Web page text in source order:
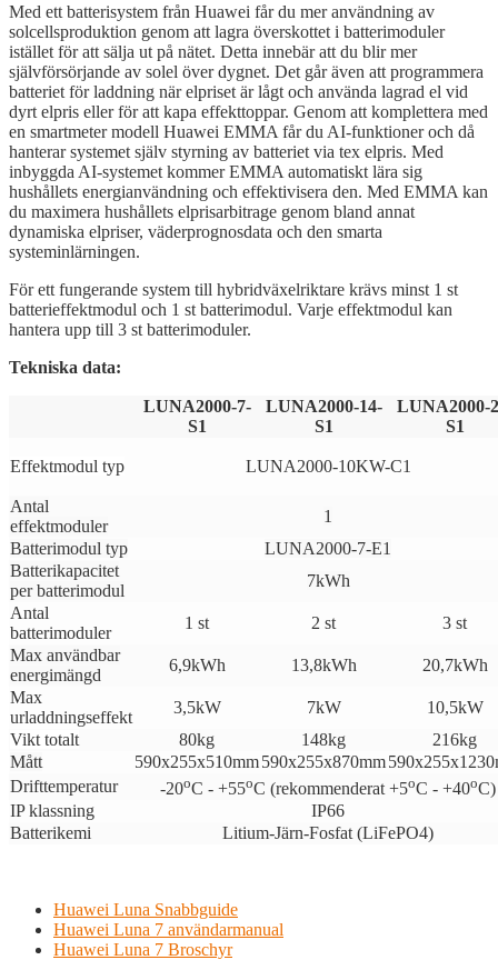
Med ett batterisystem från Huawei får du mer användning av
solcellsproduktion genom att lagra överskottet i batterimoduler
istället för att sälja ut på nätet. Detta innebär att du blir mer
självförsörjande av solel över dygnet. Det går även att programmera
batteriet för laddning när elpriset är lågt och använda lagrad el vid
dyrt elpris eller för att kapa effekttoppar. Genom att komplettera med
en smartmeter modell Huawei EMMA får du AI-funktioner och då
hanterar systemet själv styrning av batteriet via tex elpris. Med
inbyggda AI-systemet kommer EMMA automatiskt lära sig
hushållets energianvändning och effektivisera den. Med EMMA kan
du maximera hushållets elprisarbitrage genom bland annat
dynamiska elpriser, väderprognosdata och den smarta
systeminlärningen.
För ett fungerande system till hybridväxelriktare krävs minst 1 st
batterieffektmodul och 1 st batterimodul. Varje effektmodul kan
hantera upp till 3 st batterimoduler.
Tekniska data:
LUNA2000-7-
S1
LUNA2000-14-
S1
LUNA2000-
S1
Effektmodul typ LUNA2000-10KW-C1
Antal
effektmoduler
1
Batterimodul typ
LUNA2000-7-E1
Batterikapacitet
per batterimodul
7kWh
Antal
batterimoduler
1 st 2 st
3 st
Max användbar
energimängd
6,9kWh 13,8kWh
20,7kWh
Max
urladdningseffekt
3,5kW 7kW
10,5kW
Vikt totalt
80kg 148kg
216kg
Mått
590x255x510mm590x255x870mm
Drifttemperatur
-20oC - +55oC (rekommenderat +5oC - +40oC)
IP klassning
IP66
Batterikemi
Litium-Järn-Fosfat (LiFePO4)
Huawei Luna Snabbguide
Huawei Luna 7 användarmanual
Huawei Luna 7 Broschyr